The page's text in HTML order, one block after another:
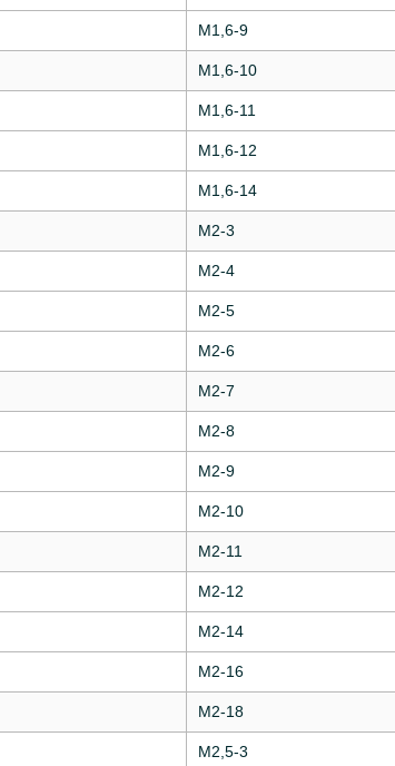
М1,6-9
М1,6-10
М1,6-11
М1,6-12
М1,6-14
М2-3
М2-4
М2-5
М2-6
М2-7
М2-8
М2-9
М2-10
М2-11
М2-12
М2-14
М2-16
М2-18
М2,5-3